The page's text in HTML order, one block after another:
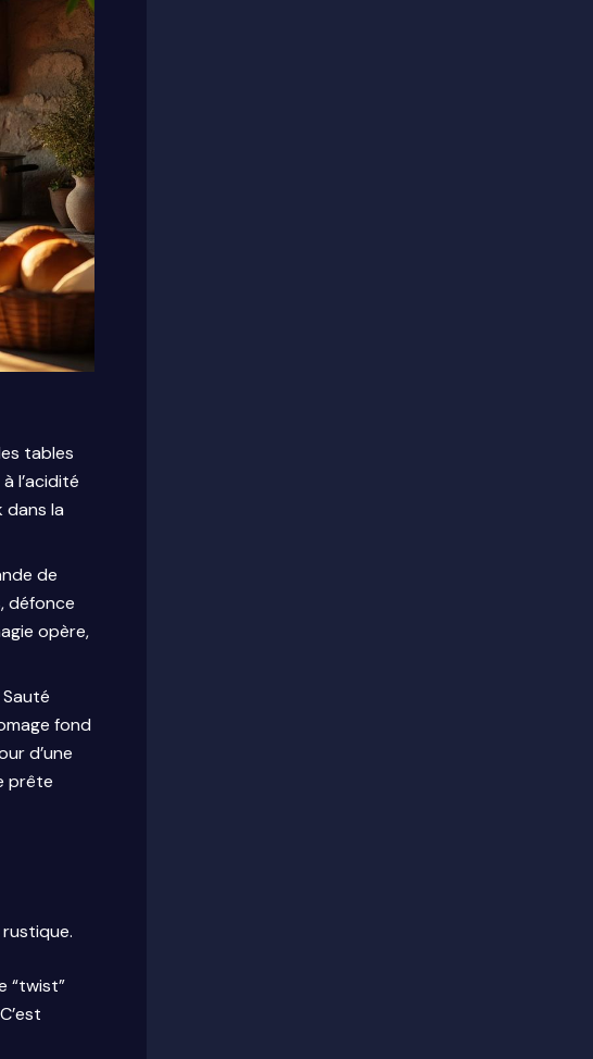
tables
l’acidité
dans la
de
défonce
opère,
fond
d’une
prête
“twist”